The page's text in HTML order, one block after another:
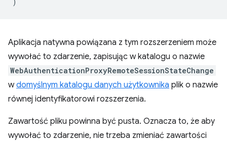
Aplikacja natywna powiązana z tym rozszerzeniem może
wywołać to zdarzenie, zapisując w katalogu o nazwie
WebAuthenticationProxyRemoteSessionStateChange
wdomyślnym katalogu danych użytkownika plik o nazwie
równej identyfikatorowi rozszerzenia.
Zawartość pliku powinna być pusta. Oznacza to, że aby
wywołać to zdarzenie, nie trzeba zmieniać zawartości